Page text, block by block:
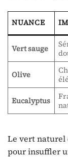
NUANCE
Vert sauge
Olive
Eucalyptus
Le vert naturel
pour insuffler